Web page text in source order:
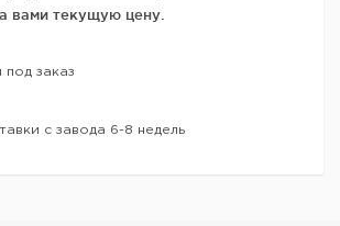
вами текущую цену.
под заказ
с завода 6-8 недель